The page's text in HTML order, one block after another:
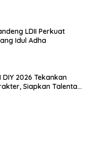
LDII Perkuat
Idul Adha
DIY 2026 Tekankan
Siapkan Talenta